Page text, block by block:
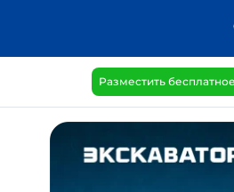
Разместить